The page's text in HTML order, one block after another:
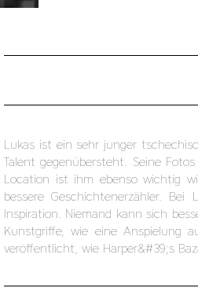
Lukas ist ein sehr junger
Talent gegenübersteht. Seine
Location ist ihm ebenso wichtig
bessere Geschichtenerzähler.
Inspiration. Niemand kann sich
Kunstgriffe, wie eine Anspielung
veröffentlicht, wie Harper&#39;s